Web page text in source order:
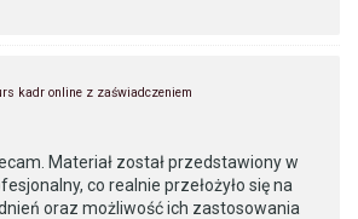
kadr online z zaświadczeniem
Materiał został przedstawiony w
co realnie przełożyło się na
oraz możliwość ich zastosowania